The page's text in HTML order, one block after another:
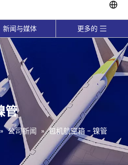
新闻与媒体 更多的
管
» 公司新闻 » 包机航空箱 - 镍管